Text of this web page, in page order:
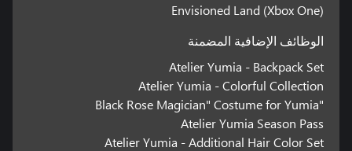
Envisioned Land (Xbox One)
الوظائف الإضافية المضمنة
Atelier Yumia - Backpack Set
Atelier Yumia - Colorful Collection
"Black Rose Magician" Costume for Yumia
Atelier Yumia Season Pass
Atelier Yumia - Additional Hair Color Set